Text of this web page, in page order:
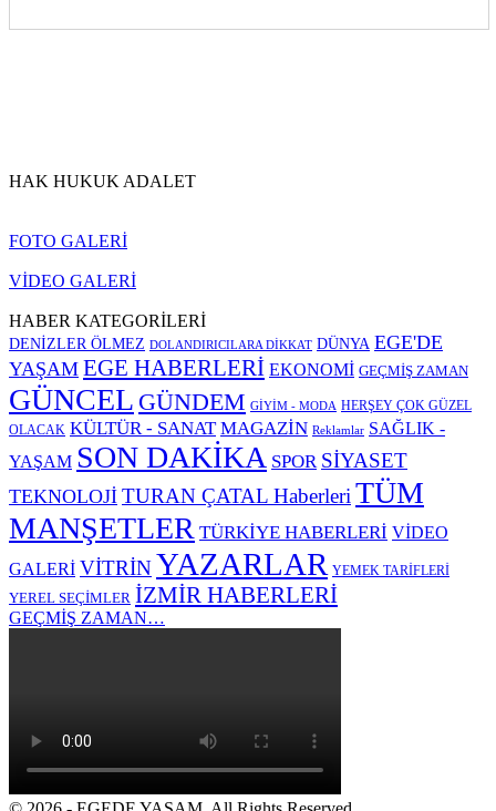
HAK HUKUK ADALET
FOTO GALERİ
VİDEO GALERİ
HABER KATEGORİLERİ
DENİZLER ÖLMEZ DOLANDIRICILARA DİKKAT DÜNYA EGE'DE
YAŞAM EGE HABERLERİ EKONOMİ GEÇMİŞ ZAMAN
GÜNCEL GÜNDEM GİYİM - MODA HERŞEY ÇOK GÜZEL
OLACAK KÜLTÜR - SANAT MAGAZİN Reklamlar SAĞLIK -
YAŞAM SON DAKİKA SPOR SİYASET
TEKNOLOJİ TURAN ÇATAL Haberleri TÜM
MANŞETLER TÜRKİYE HABERLERİ VİDEO
GALERİ VİTRİNYAZARLAR YEMEK TARİFLERİ
YEREL SEÇİMLER İZMİR HABERLERİ
GEÇMİŞ ZAMAN…